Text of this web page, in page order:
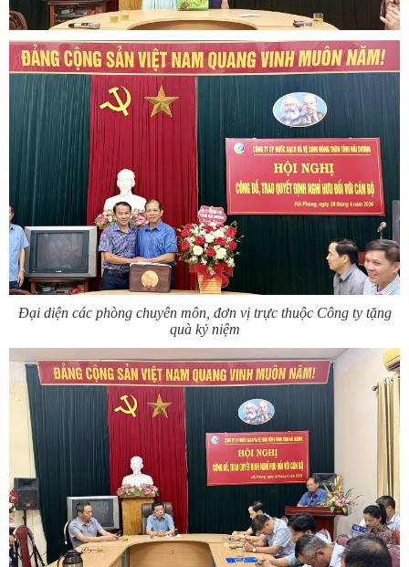
Đại diện các phòng chuyên môn, đơn vị trực thuộc Công ty tặng
quà kỷ niệm